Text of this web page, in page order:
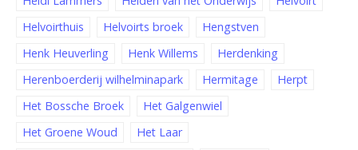
Helvoirthuis
Helvoirts broek
Hengstven
Henk Heuverling
Henk Willems
Herdenking
Herenboerderij wilhelminapark
Hermitage
Herpt
Het Bossche Broek
Het Galgenwiel
Het Groene Woud
Het Laar